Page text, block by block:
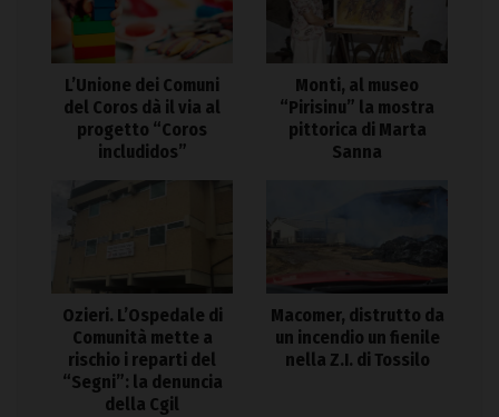
L’Unione dei Comuni
del Coros dà il via al
progetto “Coros
includidos”
Monti, al museo
“Pirisinu” la mostra
pittorica di Marta
Sanna
Ozieri. L’Ospedale di
Comunità mette a
rischio i reparti del
“Segni”: la denuncia
della Cgil
Macomer, distrutto da
un incendio un fienile
nella Z.I. di Tossilo